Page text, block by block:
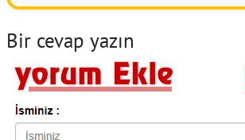
Bir cevap yazın